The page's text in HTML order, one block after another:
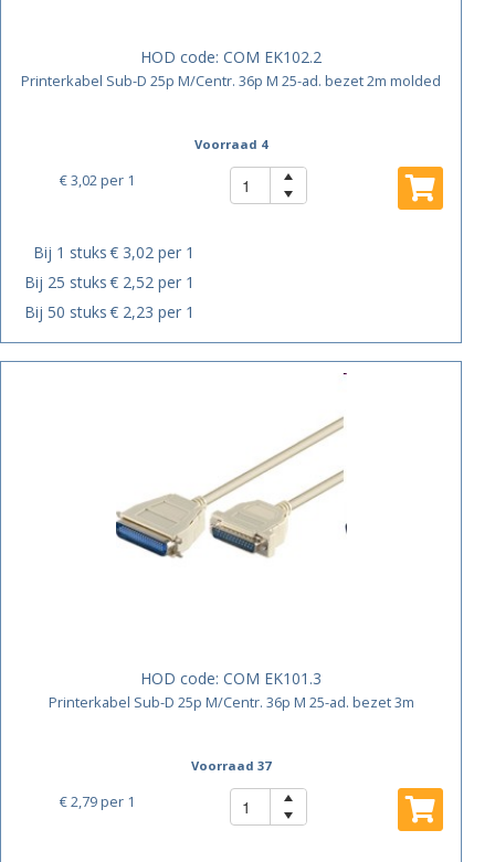
HOD code: COM EK102.2
Printerkabel Sub-D 25p M/Centr. 36p M 25-ad. bezet 2m molded
Voorraad 4
€ 3,02per 1
Bij 1 stuks€ 3,02 per 1
Bij 25 stuks€ 2,52 per 1
Bij 50 stuks€ 2,23 per 1
HOD code: COM EK101.3
Printerkabel Sub-D 25p M/Centr. 36p M 25-ad. bezet 3m
Voorraad 37
€ 2,79per 1